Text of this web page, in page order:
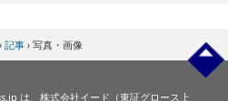
› 記事 › 写真・画像
は、株式会社イード（東証グロース上